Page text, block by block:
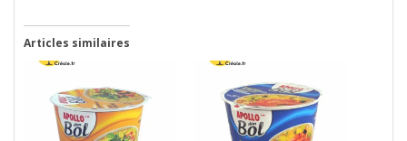
Articles similaires